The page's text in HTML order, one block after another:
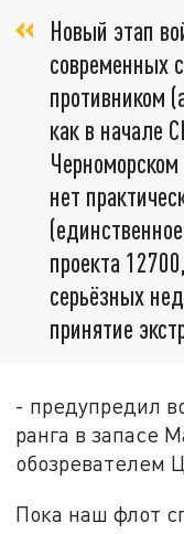
Новый этап
современных
противником
как в начале
нет
проекта
серьёзных
принятие
- предупредил
ранга в запасе
обозревателем
Пока наш флот